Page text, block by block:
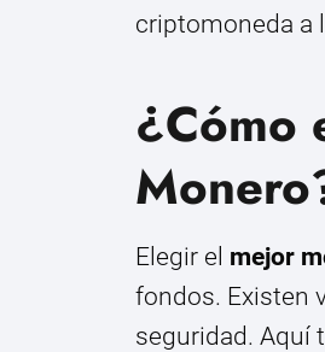
criptomoneda a
¿Cómo
Elegir el mejor
fondos. Existen
seguridad. Aquí